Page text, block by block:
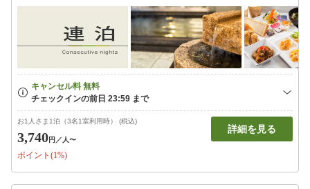
お1人さま1泊（3名1室利用時） (税込)
3,740円 ／人〜
ポイント(1%)
詳細を見る